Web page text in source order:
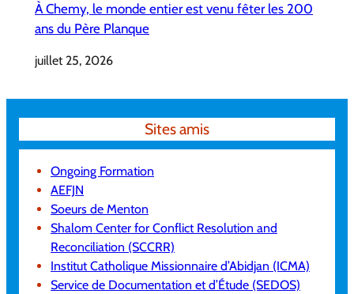
À Chemy, le monde entier est venu fêter les 200
ans du Père Planque
juillet 25, 2026
Sites amis
Ongoing Formation
AEFJN
Soeurs de Menton
Shalom Center for Conflict Resolution and
Reconciliation (SCCRR)
Institut Catholique Missionnaire d’Abidjan (ICMA)
Service de Documentation et d’Étude (SEDOS)